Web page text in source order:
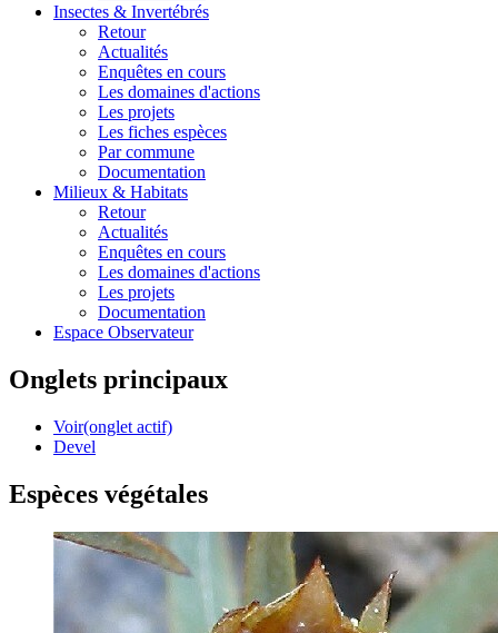
Insectes & Invertébrés
Retour
Actualités
Enquêtes en cours
Les domaines d'actions
Les projets
Les fiches espèces
Par commune
Documentation
Milieux & Habitats
Retour
Actualités
Enquêtes en cours
Les domaines d'actions
Les projets
Documentation
Espace Observateur
Onglets principaux
Voir(onglet actif)
Devel
Espèces végétales